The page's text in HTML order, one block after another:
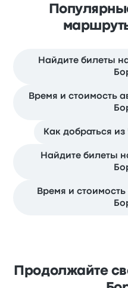
Найдите билеты
Время и стоимость
Как добраться
Найдите билеты
Время и
Продолжайте